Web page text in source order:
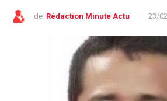
de: Rédaction Minute Actu 23/